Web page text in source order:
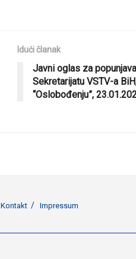
Idući članak
Javni oglas za
Sekretarijatu VSTV-a
“Oslobođenju”,
Kontakt Impressum